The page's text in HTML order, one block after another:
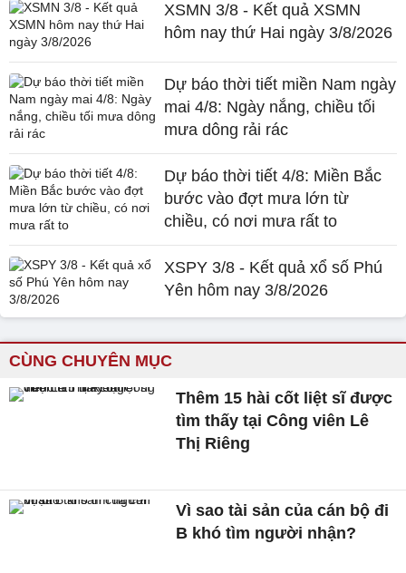
XSMN 3/8 - Kết quả XSMN
hôm nay thứ Hai ngày 3/8/2026
Dự báo thời tiết miền Nam ngày
mai 4/8: Ngày nắng, chiều tối
mưa dông rải rác
Dự báo thời tiết 4/8: Miền Bắc
bước vào đợt mưa lớn từ
chiều, có nơi mưa rất to
XSPY 3/8 - Kết quả xổ số Phú
Yên hôm nay 3/8/2026
CÙNG CHUYÊN MỤC
Thêm 15 hài cốt liệt sĩ được
tìm thấy tại Công viên Lê
Thị Riêng
Vì sao tài sản của cán bộ đi
B khó tìm người nhận?